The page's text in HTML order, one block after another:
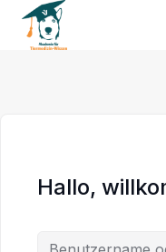
Hallo,